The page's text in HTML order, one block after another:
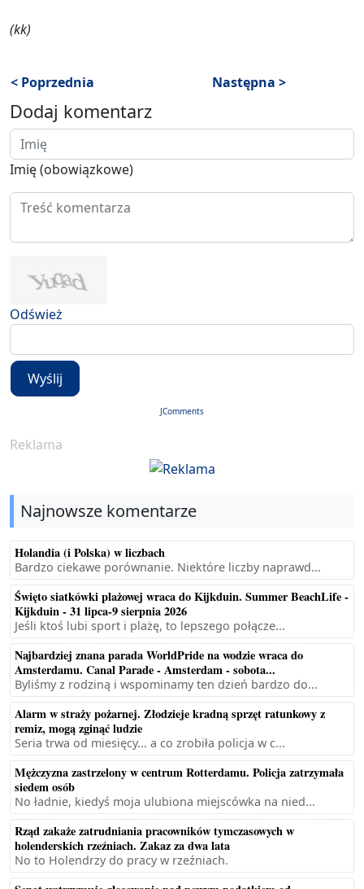
(kk)
< Poprzednia Następna >
Dodaj komentarz
Imię (obowiązkowe)
Odśwież
Wyślij
JComments
Reklama
Najnowsze komentarze
Holandia (i Polska) w liczbach
Bardzo ciekawe porównanie. Niektóre liczby naprawd...
Święto siatkówki plażowej wraca do Kijkduin. Summer BeachLife -
Kijkduin - 31 lipca-9 sierpnia 2026
Jeśli ktoś lubi sport i plażę, to lepszego połącze...
Najbardziej znana parada WorldPride na wodzie wraca do
Amsterdamu. Canal Parade - Amsterdam - sobota...
Byliśmy z rodziną i wspominamy ten dzień bardzo do...
Alarm w straży pożarnej. Złodzieje kradną sprzęt ratunkowy z
remiz, mogą zginąć ludzie
Seria trwa od miesięcy... a co zrobiła policja w c...
Mężczyzna zastrzelony w centrum Rotterdamu. Policja zatrzymała
siedem osób
No ładnie, kiedyś moja ulubiona miejscówka na nied...
Rząd zakaże zatrudniania pracowników tymczasowych w
holenderskich rzeźniach. Zakaz za dwa lata
No to Holendrzy do pracy w rzeźniach.